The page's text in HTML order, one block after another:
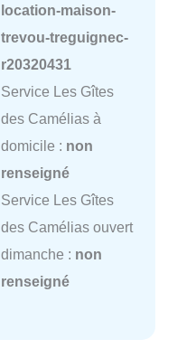
location-maison-
trevou-treguignec-
r20320431
Service Les Gîtes
des Camélias à
domicile : non
renseigné
Service Les Gîtes
des Camélias ouvert
dimanche : non
renseigné